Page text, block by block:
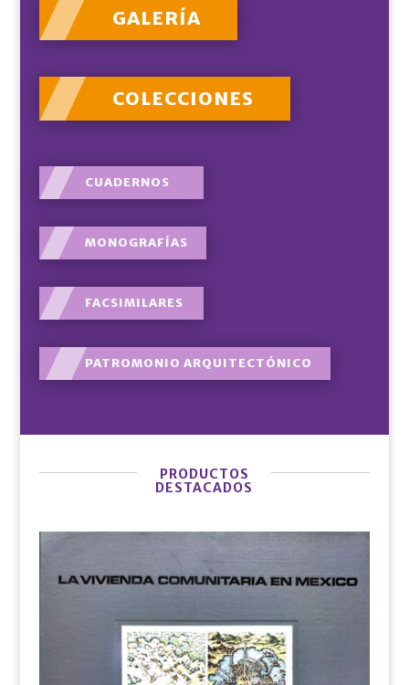
GALERÍA
COLECCIONES
CUADERNOS
MONOGRAFÍAS
FACSIMILARES
PATROMONIO ARQUITECTÓNICO
PRODUCTOS
DESTACADOS